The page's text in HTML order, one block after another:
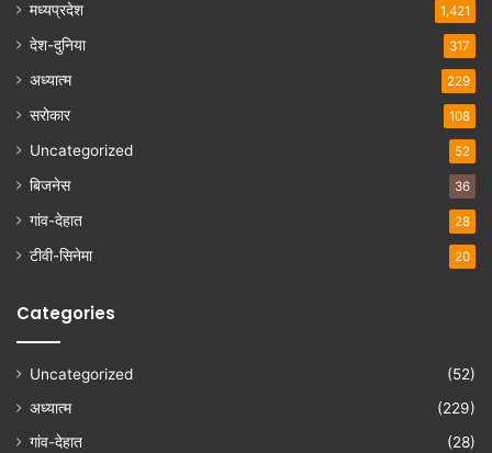
मध्यप्रदेश 1,421
देश-दुनिया 317
अध्यात्म 229
सरोकार 108
Uncategorized 52
बिजनेस 36
गांव-देहात 28
टीवी-सिनेमा 20
Categories
Uncategorized
(52)
अध्यात्म
(229)
गांव-देहात
(28)